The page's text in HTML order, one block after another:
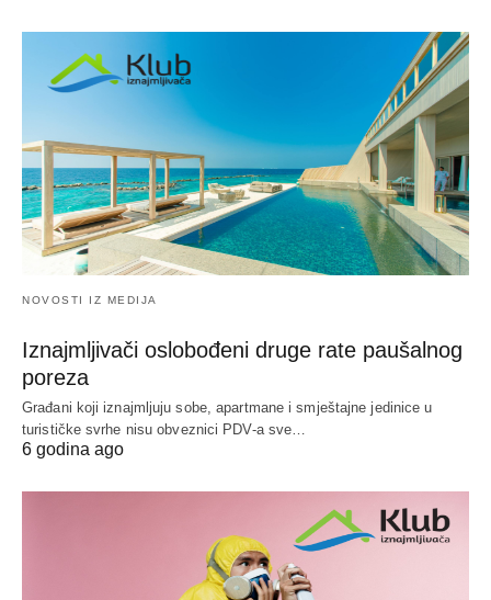
NOVOSTI IZ MEDIJA
Iznajmljivači oslobođeni druge rate paušalnog
poreza
Građani koji iznajmljuju sobe, apartmane i smještajne jedinice u
turističke svrhe nisu obveznici PDV-a sve…
6 godina ago